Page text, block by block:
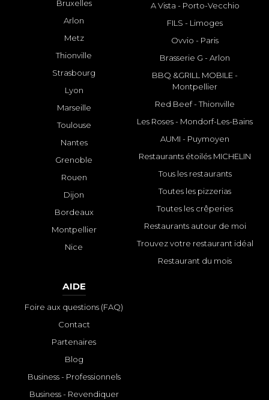
Bruxelles
Arlon
Metz
Thionville
Strasbourg
Lyon
Marseille
Toulouse
Nantes
Grenoble
Rouen
Dijon
Bordeaux
Montpellier
Nice
A Vista - Porto-Vecchio
FILS - Limoges
Ovvio - Paris
Brasserie G - Arlon
BBQ &GRILL MOBILE -
Montpellier
Red Beef - Thionville
Les Roses - Mondorf-Les-Bains
AUMI - Puymoyen
Restaurants étoilés MICHELIN
Tous les restaurants
Toutes les pizzerias
Toutes les crêperies
Restaurants autour de moi
Trouvez votre restaurant idéal
Restaurant du mois
AIDE
Foire aux questions (FAQ)
Contact
Partenaires
Blog
Business - Professionnels
Business - Revendiquer